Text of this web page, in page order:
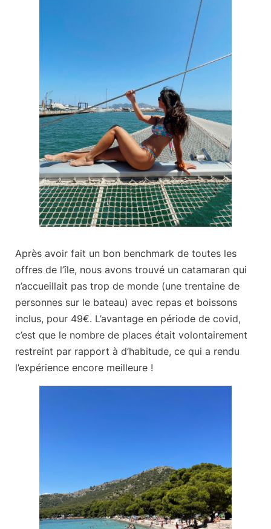
Après avoir fait un bon benchmark de toutes les
offres de l’île, nous avons trouvé un catamaran qui
n’accueillait pas trop de monde (une trentaine de
personnes sur le bateau) avec repas et boissons
inclus, pour 49€. L’avantage en période de covid,
c’est que le nombre de places était volontairement
restreint par rapport à d’habitude, ce qui a rendu
l’expérience encore meilleure !